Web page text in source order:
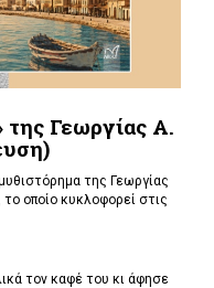
της Γεωργίας Α.
της Γεωργίας
οποίο κυκλοφορεί στις
τον καφέ του κι άφησε